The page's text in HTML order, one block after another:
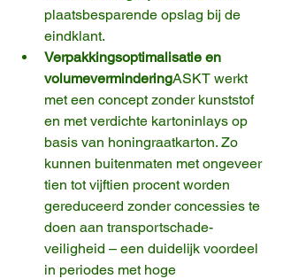
plaatsbesparende opslag bij de
eindklant.
Verpakkingsoptimalisatie en
volumeverminderingASKT werkt
met een concept zonder kunststof
en met verdichte kartoninlays op
basis van honingraatkarton. Zo
kunnen buitenmaten met ongeveer
tien tot vijftien procent worden
gereduceerd zonder concessies te
doen aan transportschade-
veiligheid – een duidelijk voordeel
in periodes met hoge